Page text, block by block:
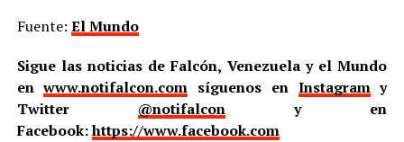
Fuente: El Mundo
Sigue las noticias de Falcón, Venezuela y el Mundo
enwww.notifalcon.com síguenos en Instagramy
Twitter @notifalcony en
Facebook:https://www.facebook.com